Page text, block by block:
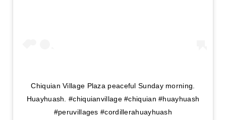
Chiquian Village Plaza peaceful Sunday morning.
Huayhuash. #chiquianvillage #chiquian #huayhuash
#peruvillages #cordillerahuayhuash